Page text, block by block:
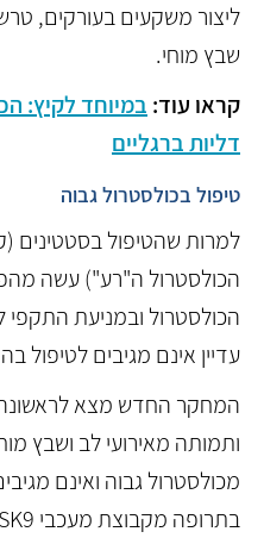
ליצור משקעים בעורקים,
שבץ מוחי.
קראו עוד: במיוחד לקיץ:
דליות ברגליים
טיפול בכולסטרול גבוה
למרות שהטיפול בסטטינים
הכולסטרול ה"רע") עשה
הכולסטרול ובמניעת התקפי
עדיין אינם מגיבים לטיפול
המחקר החדש מצא
ותמותה מאירועי לב ושבץ
מכולסטרול גבוה ואינם
בתרופה מקבוצת מעכבי PCSK9.